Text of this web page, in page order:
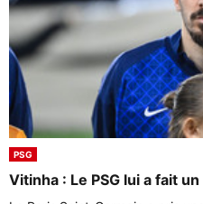
PSG
Vitinha : Le PSG lui a fait